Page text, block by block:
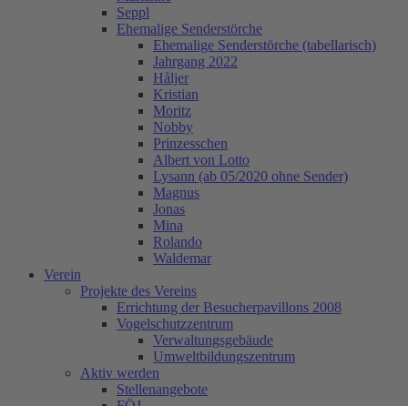
Seppl
Ehemalige Senderstörche
Ehemalige Senderstörche (tabellarisch)
Jahrgang 2022
Håljer
Kristian
Moritz
Nobby
Prinzesschen
Albert von Lotto
Lysann (ab 05/2020 ohne Sender)
Magnus
Jonas
Mina
Rolando
Waldemar
Verein
Projekte des Vereins
Errichtung der Besucherpavillons 2008
Vogelschutzzentrum
Verwaltungsgebäude
Umweltbildungszentrum
Aktiv werden
Stellenangebote